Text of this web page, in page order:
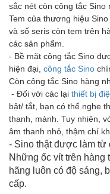
sắc nét còn công tắc
Tem của thương hiệu
và số seris còn tem trên
các sản phẩm.
- Bề mặt công tắc Sino
hiện đại, công tắc Sino
Còn công tắc Sino hàng
- Đối với các lại thiết bị
bật/ tắt, bạn có thể nghe
thanh, mảnh. Tuy nhiên,
âm thanh nhỏ, thậm chí
- Sino thật được làm từ
Những ốc vít trên hàng
hãng luôn có độ sáng,
cấp.